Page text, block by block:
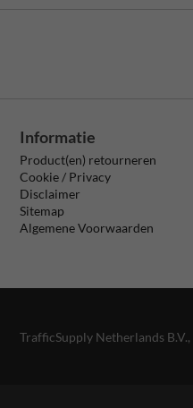
Informatie
Product(en) retourneren
Cookie / Privacy
Disclaimer
Sitemap
Algemene Voorwaarden
TrafficSupply Netherlands B.V.,